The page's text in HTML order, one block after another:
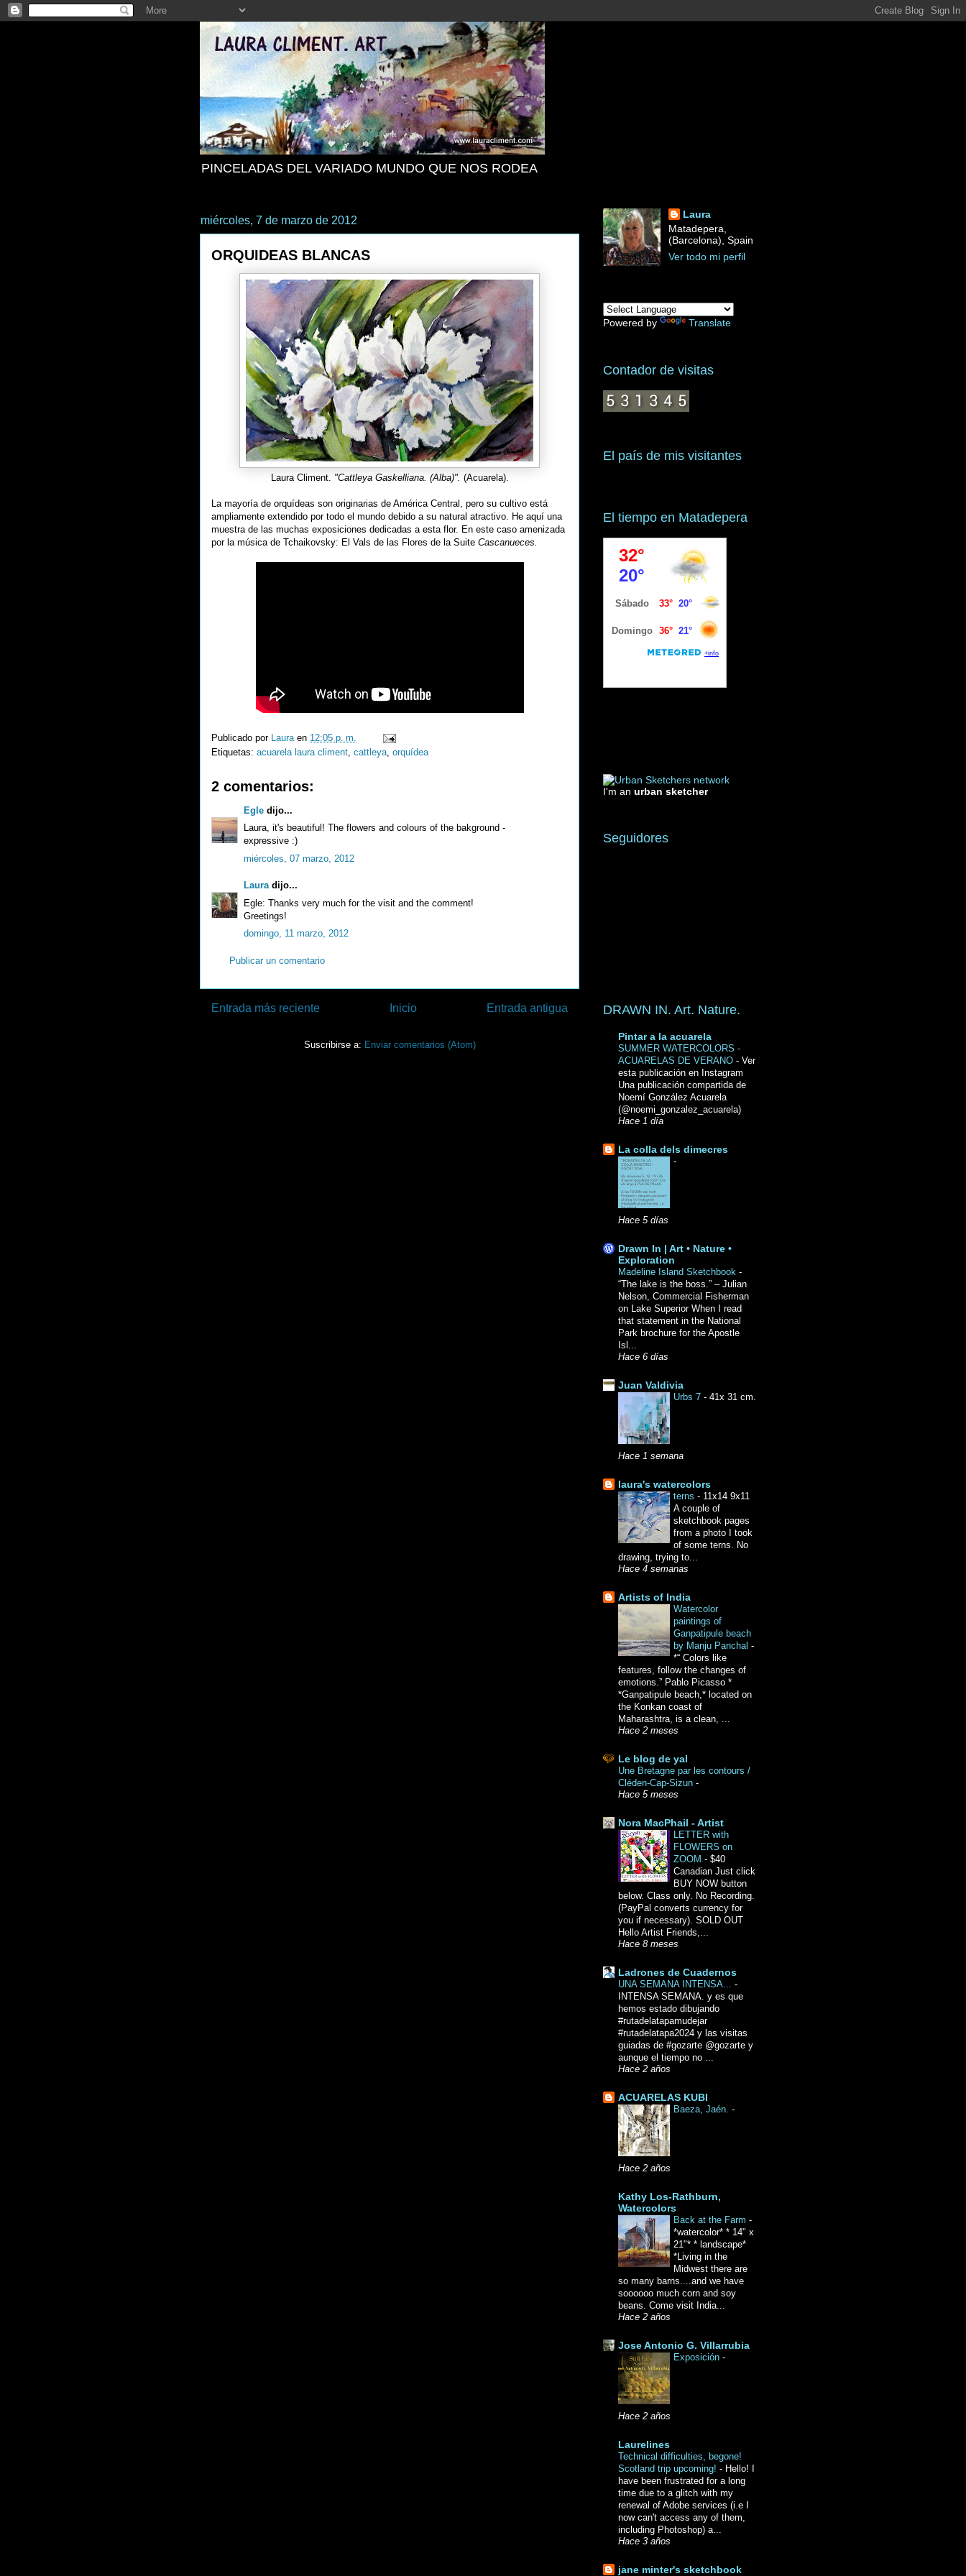
PINCELADAS DEL VARIADO MUNDO QUE NOS RODEA
miércoles, 7 de marzo de 2012
ORQUIDEAS BLANCAS
Laura Climent. "Cattleya Gaskelliana. (Alba)". (Acuarela).
La mayoría de orquídeas son originarias de América Central, pero su cultivo está
ampliamente extendido por todo el mundo debido a su natural atractivo. He aquí una
muestra de las muchas exposiciones dedicadas a esta flor. En este caso amenizada
por la música de Tchaikovsky: El Vals de las Flores de la Suite Cascanueces.
Publicado por Laura en 12:05 p. m.
Etiquetas: acuarela laura climent cattleya orquídea
2 comentarios:
Egle dijo...
Laura, it's beautiful! The flowers and colours of the bakground -
expressive :)
miércoles, 07 marzo, 2012
Lauradijo...
Egle: Thanks very much for the visit and the comment!
Greetings!
domingo, 11 marzo, 2012
Publicar un comentario
Entrada más reciente Entrada antigua
Inicio
Suscribirse a: Enviar comentarios (Atom)
Laura
Matadepera,
(Barcelona), Spain
Ver todo mi perfil
Powered by Translate
Contador de visitas
El país de mis visitantes
El tiempo en Matadepera
I'm an urban sketcher
Seguidores
DRAWN IN. Art. Nature.
Pintar a la acuarela
SUMMER WATERCOLORS -
ACUARELAS DE VERANO - Ver
esta publicación en Instagram
Una publicación compartida de
Noemí González Acuarela
(@noemi_gonzalez_acuarela)
Hace 1 día
La colla dels dimecres
-
Hace 5 días
Drawn In | Art • Nature •
Exploration
Madeline Island Sketchbook -
“The lake is the boss.” – Julian
Nelson, Commercial Fisherman
on Lake Superior When I read
that statement in the National
Park brochure for the Apostle
Isl...
Hace 6 días
Juan Valdivia
Urbs 7 - 41x 31 cm.
Hace 1 semana
laura's watercolors
terns - 11x14 9x11
A couple of
sketchbook pages
from a photo I took
of some terns. No
drawing, trying to...
Hace 4 semanas
Artists of India
Watercolor
paintings of
Ganpatipule beach
by Manju Panchal -
*“ Colors like
features, follow the changes of
emotions.” Pablo Picasso *
*Ganpatipule beach,* located on
the Konkan coast of
Maharashtra, is a clean, ...
Hace 2 meses
Le blog de yal
Une Bretagne par les contours /
Cléden-Cap-Sizun -
Hace 5 meses
Nora MacPhail - Artist
LETTER with
FLOWERS on
ZOOM - $40
Canadian Just click
BUY NOW button
below. Class only. No Recording.
(PayPal converts currency for
you if necessary). SOLD OUT
Hello Artist Friends,...
Hace 8 meses
Ladrones de Cuadernos
UNA SEMANA INTENSA... -
INTENSA SEMANA. y es que
hemos estado dibujando
#rutadelatapamudejar
#rutadelatapa2024 y las visitas
guiadas de #gozarte @gozarte y
aunque el tiempo no ...
Hace 2 años
ACUARELAS KUBI
Baeza, Jaén. -
Hace 2 años
Kathy Los-Rathburn,
Watercolors
Back at the Farm -
*watercolor* * 14" x
21"* * landscape*
*Living in the
Midwest there are
so many barns....and we have
soooooo much corn and soy
beans. Come visit India...
Hace 2 años
Jose Antonio G. Villarrubia
Exposición -
Hace 2 años
Laurelines
Technical difficulties, begone!
Scotland trip upcoming! - Hello! I
have been frustrated for a long
time due to a glitch with my
renewal of Adobe services (i.e I
now can't access any of them,
including Photoshop) a...
Hace 3 años
jane minter's sketchbook